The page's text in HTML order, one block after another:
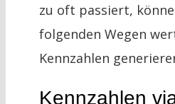
zu oft passiert,
folgenden Wegen
Kennzahlen
Kennzahlen